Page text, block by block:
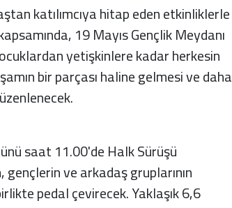
katılımcıya hitap eden etkinliklerle
19 Mayıs Gençlik Meydanı
yetişkinlere kadar herkesin
bir parçası haline gelmesi ve daha
saat 11.00'de Halk Sürüşü
ve arkadaş gruplarının
pedal çevirecek. Yaklaşık 6,6